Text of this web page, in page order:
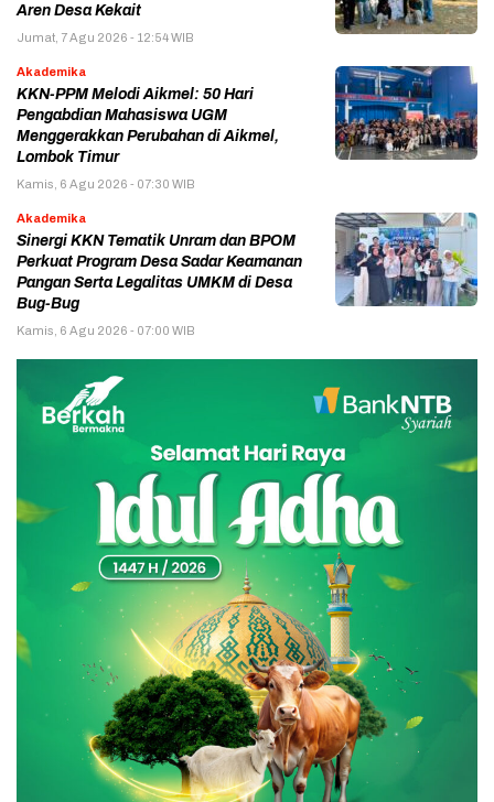
Aren Desa Kekait
Jumat, 7 Agu 2026 - 12:54 WIB
Akademika
KKN-PPM Melodi Aikmel: 50 Hari
Pengabdian Mahasiswa UGM
Menggerakkan Perubahan di Aikmel,
Lombok Timur
Kamis, 6 Agu 2026 - 07:30 WIB
Akademika
Sinergi KKN Tematik Unram dan BPOM
Perkuat Program Desa Sadar Keamanan
Pangan Serta Legalitas UMKM di Desa
Bug-Bug
Kamis, 6 Agu 2026 - 07:00 WIB